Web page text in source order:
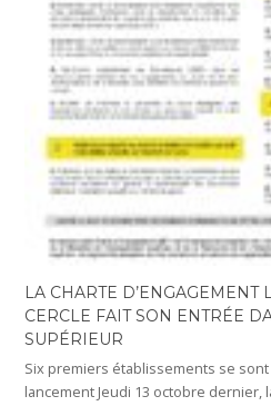
LA CHARTE D’ENGAGEMENT
CERCLE FAIT SON ENTRÉE
SUPÉRIEUR
Six premiers établissements se
lancement Jeudi 13 octobre dernier,